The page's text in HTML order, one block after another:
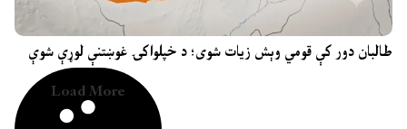
طالبان دور کې قومي وېش زیات شوی؛ د خپلواکۍ غوښتنې لوړې شوې
Load More